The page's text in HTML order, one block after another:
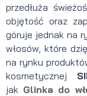
przedłuża
objętość oraz
góruje jednak na
włosów, które
na rynku
kosmetycznej
jak Glinka do